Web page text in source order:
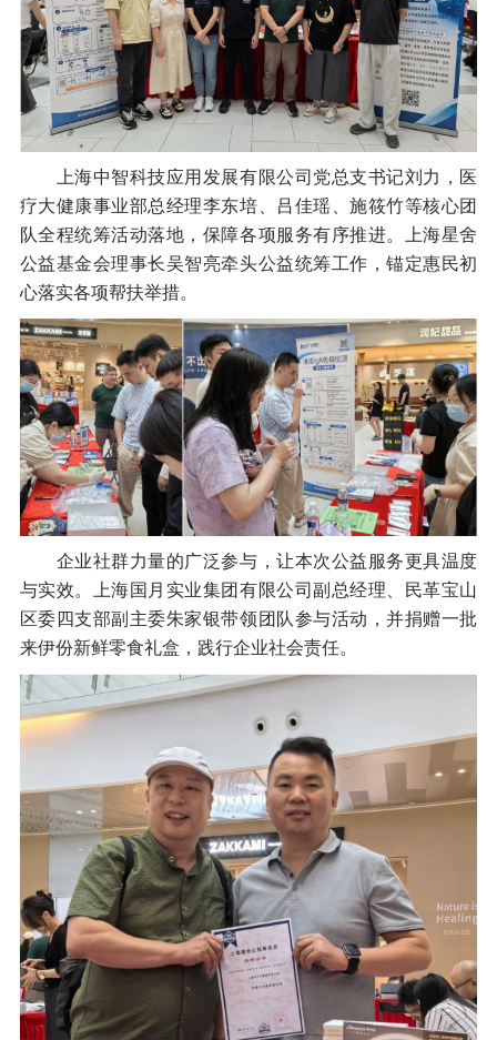
上海中智科技应用发展有限公司党总支书记刘力，医
疗大健康事业部总经理李东培、吕佳瑶、施筱竹等核心团
队全程统筹活动落地，保障各项服务有序推进。上海星舍
公益基金会理事长吴智亮牵头公益统筹工作，锚定惠民初
心落实各项帮扶举措。
企业社群力量的广泛参与，让本次公益服务更具温度
与实效。上海国月实业集团有限公司副总经理、民革宝山
区委四支部副主委朱家银带领团队参与活动，并捐赠一批
来伊份新鲜零食礼盒，践行企业社会责任。